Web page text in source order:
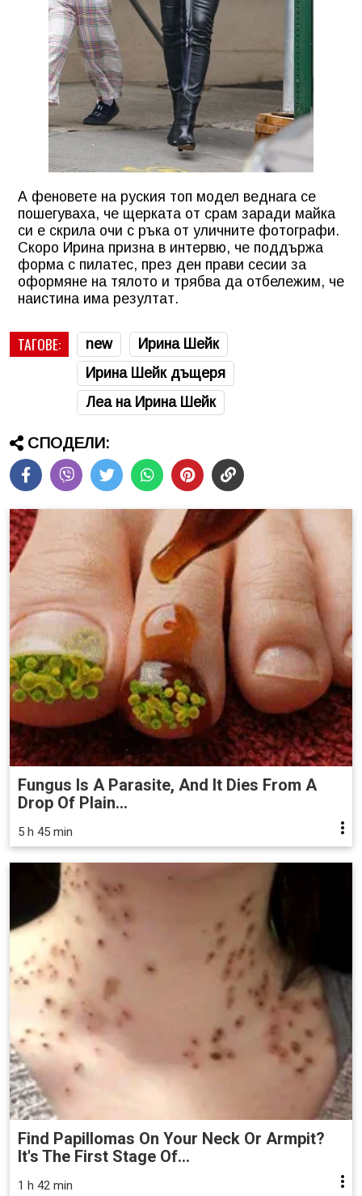
А феновете на руския топ модел веднага се
пошегуваха, че щерката от срам заради майка
си е скрила очи с ръка от уличните фотографи.
Скоро Ирина призна в интервю, че поддържа
форма с пилатес, през ден прави сесии за
оформяне на тялото и трябва да отбележим, че
наистина има резултат.
ТАГОВЕ: new
Ирина Шейк
Ирина Шейк дъщеря
Леа на Ирина Шейк
СПОДЕЛИ:
Fungus Is A Parasite, And It Dies From A
Drop Of Plain...
5 h 45 min
Find Papillomas On Your Neck Or Armpit?
It's The First Stage Of...
1 h 42 min